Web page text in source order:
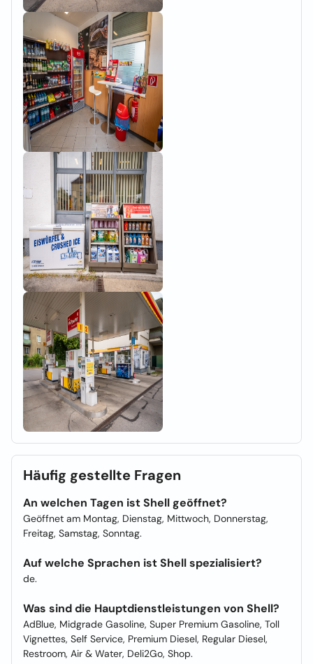
Häufig gestellte Fragen
An welchen Tagen ist Shell geöffnet?
Geöffnet am Montag, Dienstag, Mittwoch, Donnerstag,
Freitag, Samstag, Sonntag.
Auf welche Sprachen ist Shell spezialisiert?
de.
Was sind die Hauptdienstleistungen von Shell?
AdBlue, Midgrade Gasoline, Super Premium Gasoline, Toll
Vignettes, Self Service, Premium Diesel, Regular Diesel,
Restroom, Air & Water, Deli2Go, Shop.